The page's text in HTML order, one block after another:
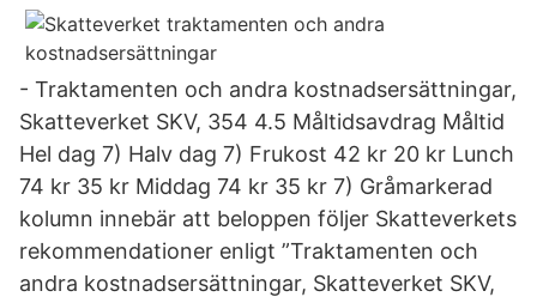
- Traktamenten och andra kostnadsersättningar,
Skatteverket SKV, 354 4.5 Måltidsavdrag Måltid
Hel dag 7) Halv dag 7) Frukost 42 kr 20 kr Lunch
74 kr 35 kr Middag 74 kr 35 kr 7) Gråmarkerad
kolumn innebär att beloppen följer Skatteverkets
rekommendationer enligt ”Traktamenten och
andra kostnadsersättningar, Skatteverket SKV,